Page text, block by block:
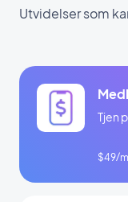
Utvidelser som
Tjen
$49/